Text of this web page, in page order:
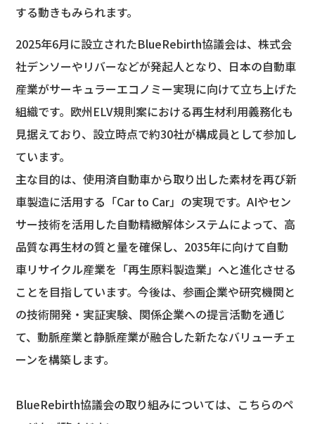
する動きもみられます。
2025年6月に設立されたBlueRebirth協議会は、株式会
社デンソーやリバーなどが発起人となり、日本の自動車
産業がサーキュラーエコノミー実現に向けて立ち上げた
組織です。欧州ELV規則案における再生材利用義務化も
見据えており、設立時点で約30社が構成員として参加し
ています。
主な目的は、使用済自動車から取り出した素材を再び新
車製造に活用する「Car to Car」の実現です。AIやセン
サー技術を活用した自動精緻解体システムによって、高
品質な再生材の質と量を確保し、2035年に向けて自動
車リサイクル産業を「再生原料製造業」へと進化させる
ことを目指しています。今後は、参画企業や研究機関と
の技術開発・実証実験、関係企業への提言活動を通じ
て、動脈産業と静脈産業が融合した新たなバリューチェ
ーンを構築します。
BlueRebirth協議会の取り組みについては、こちらのペ